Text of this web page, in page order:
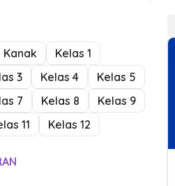
Kanak
Kelas 1
3 Kelas 4
Kelas 5
7 Kelas 8
Kelas 9
11 Kelas 12